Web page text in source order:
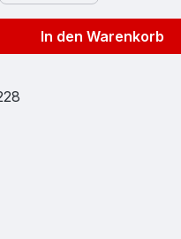
In den Warenkorb